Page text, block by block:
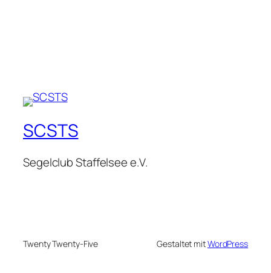
SCSTS
Segelclub Staffelsee e.V.
Twenty Twenty-Five Gestaltet mitWordPress